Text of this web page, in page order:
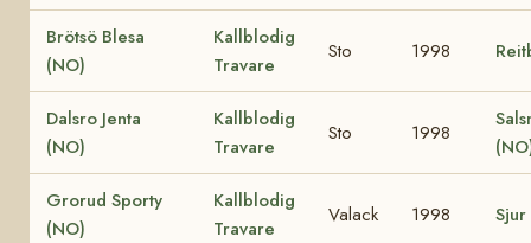
Brötsö Blesa
(NO)
Kallblodig
Travare
Sto 1998
Dalsro Jenta
(NO)
Kallblodig
Travare
Sto 1998
Grorud Sporty
(NO)
Kallblodig
Travare
Valack 1998